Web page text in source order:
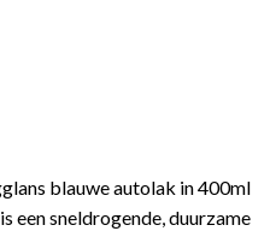
blauwe autolak in 400ml
een sneldrogende, duurzame